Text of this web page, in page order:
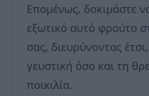
Επομένως, δοκιμάστε
εξωτικό αυτό φρούτο
σας, διευρύνοντας
γευστική όσο και τη
ποικιλία.